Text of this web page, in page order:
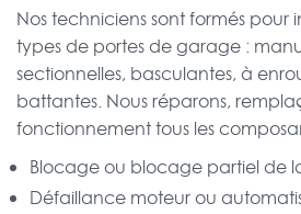
Nos techniciens sont formés pour
types de portes de garage :
sectionnelles, basculantes, à
battantes. Nous réparons,
fonctionnement tous les
Blocage ou blocage partiel de
Défaillance moteur ou